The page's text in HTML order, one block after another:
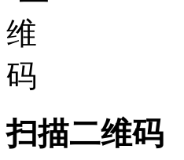
扫描二维码